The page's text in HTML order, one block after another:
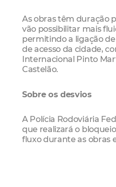
As obras têm duração
vão possibilitar mais
permitindo a ligação
de acesso da cidade,
Internacional Pinto
Castelão.
Sobre os desvios
A Polícia Rodoviária
que realizará o
fluxo durante as obras